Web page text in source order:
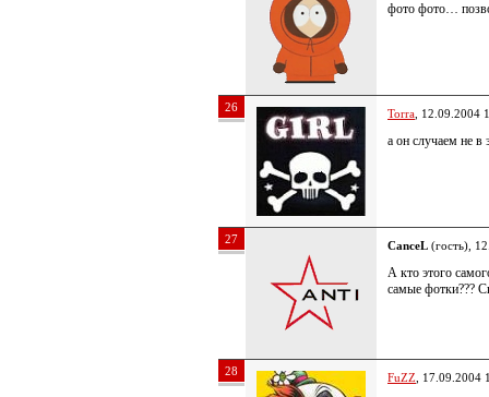
фото фото…
26 Torra , 12.09.2004
а он случаем не в
27 CanceL (гость),
А кто этого
самые фотки???
28 FuZZ , 17.09.2004